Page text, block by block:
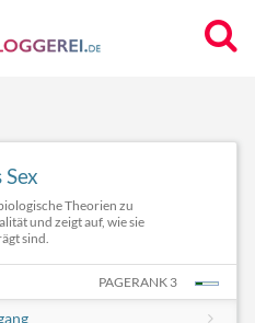
Theorien zu
und zeigt auf, wie sie
sind.
PAGERANK 3